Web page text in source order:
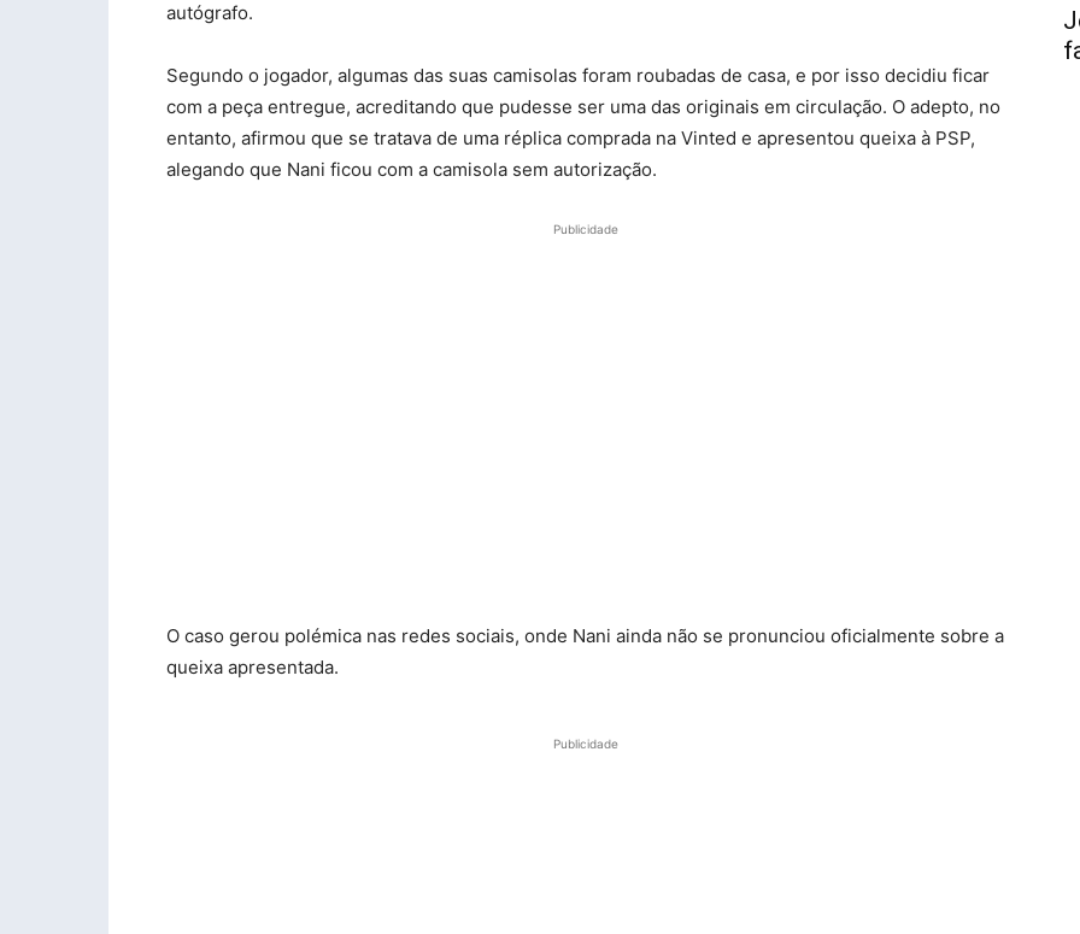
autógrafo.
Segundo o jogador, algumas das suas camisolas foram roubadas de casa, e por isso decidiu ficar
com a peça entregue, acreditando que pudesse ser uma das originais em circulação. O adepto, no
entanto, afirmou que se tratava de uma réplica comprada na Vinted e apresentou queixa à PSP,
alegando que Nani ficou com a camisola sem autorização.
Publicidade
O caso gerou polémica nas redes sociais, onde Nani ainda não se pronunciou oficialmente sobre a
queixa apresentada.
Publicidade